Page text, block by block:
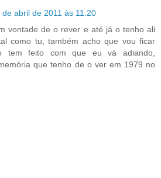
de abril de 2011 às 11:20
vontade de o rever e até já o tenho ali
como tu, também acho que vou ficar
tem feito com que eu vá adiando,
que tenho de o ver em 1979 no